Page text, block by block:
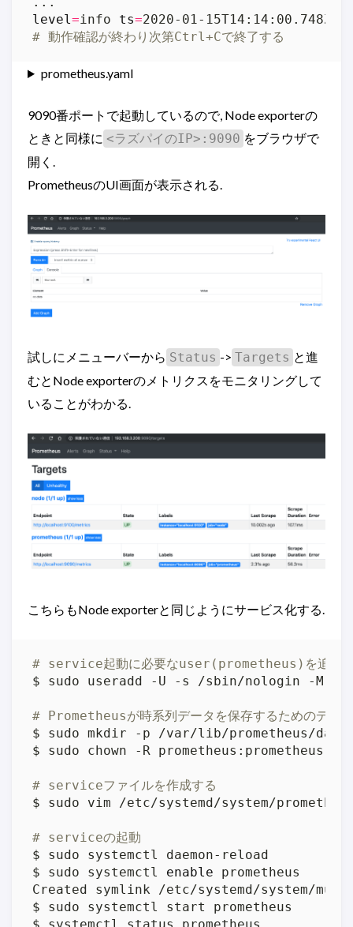
level=info ts=2020-01-15T14:14:00.748Z
# 動作確認が終わり次第Ctrl+Cで終了する
prometheus.yaml
9090番ポートで起動しているので, Node exporterの
ときと同様に <ラズパイのIP>:9090 をブラウザで
開く.
PrometheusのUI画面が表示される.
試しにメニューバーから Status -> Targets と進
むとNode exporterのメトリクスをモニタリングして
いることがわかる.
こちらもNode exporterと同じようにサービス化する.
# service起動に必要なuser(prometheus)を追加
# Prometheusが時系列データを保存するためのディ
# serviceファイルを作成する
# serviceの起動
$ sudo systemctl enable